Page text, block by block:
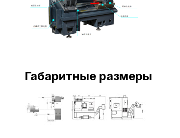
Габаритные размеры